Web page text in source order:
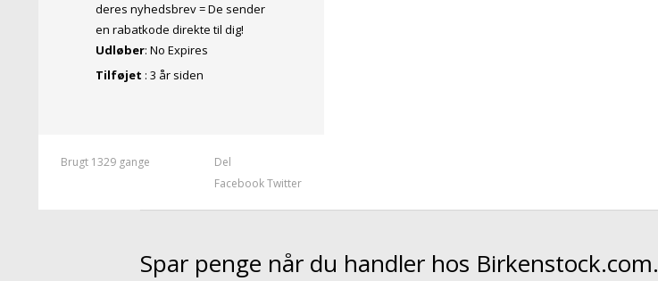
deres nyhedsbrev = De sender
en rabatkode direkte til dig!
Udløber: No Expires
Tilføjet : 3 år siden
Brugt 1329 gange
Del
FacebookTwitter
Spar penge når du handler hos Birkenstock.com.